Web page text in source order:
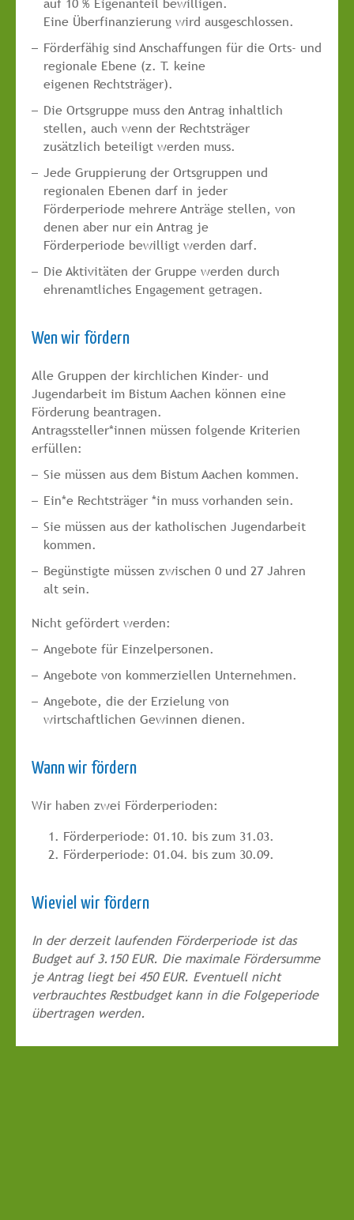
auf 10 % Eigenanteil bewilligen.
Eine Überfinanzierung wird ausgeschlossen.
Förderfähig sind Anschaffungen für die Orts- und
regionale Ebene (z. T. keine
eigenen Rechtsträger).
Die Ortsgruppe muss den Antrag inhaltlich
stellen, auch wenn der Rechtsträger
zusätzlich beteiligt werden muss.
Jede Gruppierung der Ortsgruppen und
regionalen Ebenen darf in jeder
Förderperiode mehrere Anträge stellen, von
denen aber nur ein Antrag je
Förderperiode bewilligt werden darf.
Die Aktivitäten der Gruppe werden durch
ehrenamtliches Engagement getragen.
Wen wir fördern
Alle Gruppen der kirchlichen Kinder- und
Jugendarbeit im Bistum Aachen können eine
Förderung beantragen.
Antragssteller*innen müssen folgende Kriterien
erfüllen:
Sie müssen aus dem Bistum Aachen kommen.
Ein*e Rechtsträger *in muss vorhanden sein.
Sie müssen aus der katholischen Jugendarbeit
kommen.
Begünstigte müssen zwischen 0 und 27 Jahren
alt sein.
Nicht gefördert werden:
Angebote für Einzelpersonen.
Angebote von kommerziellen Unternehmen.
Angebote, die der Erzielung von
wirtschaftlichen Gewinnen dienen.
Wann wir fördern
Wir haben zwei Förderperioden:
Förderperiode: 01.10. bis zum 31.03.
Förderperiode: 01.04. bis zum 30.09.
Wieviel wir fördern
In der derzeit laufenden Förderperiode ist das
Budget auf 3.150 EUR. Die maximale Fördersumme
je Antrag liegt bei 450 EUR. Eventuell nicht
verbrauchtes Restbudget kann in die Folgeperiode
übertragen werden.